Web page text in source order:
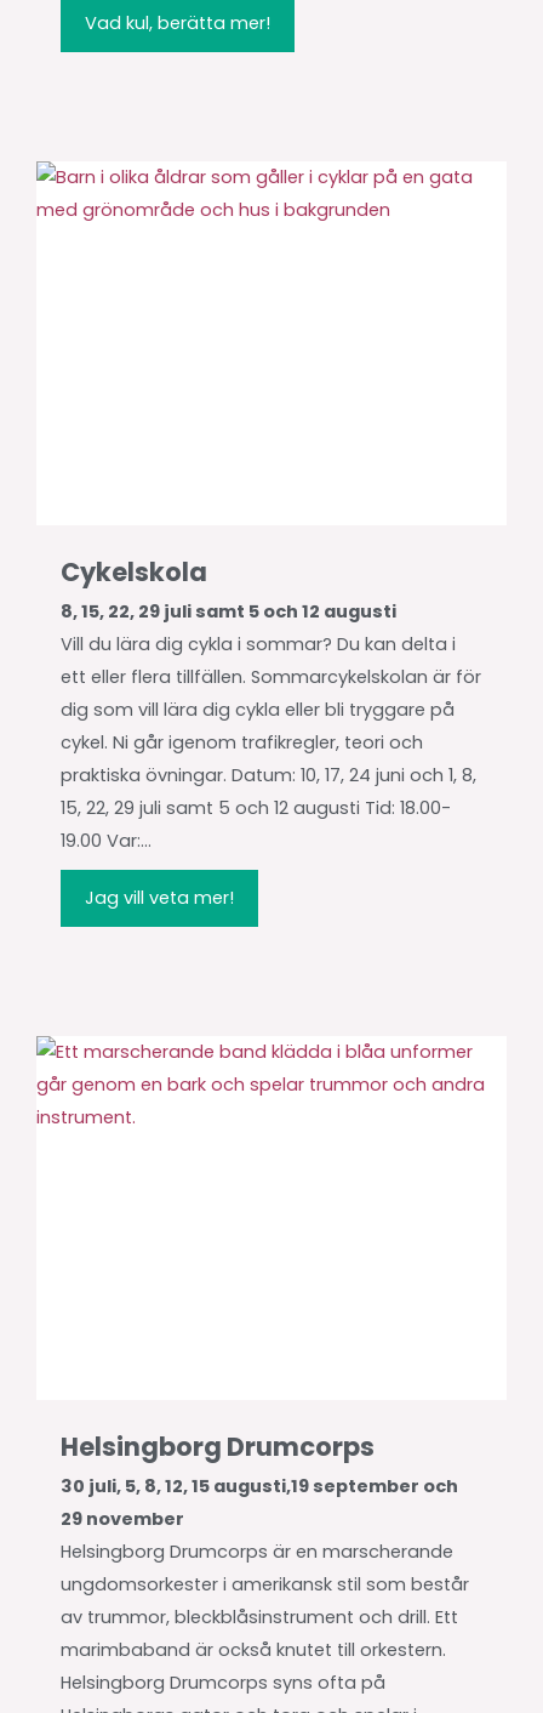
Vad kul, berätta mer!
Cykelskola
8, 15, 22, 29 juli samt 5 och 12 augusti
Vill du lära dig cykla i sommar? Du kan delta i
ett eller flera tillfällen. Sommarcykelskolan är för
dig som vill lära dig cykla eller bli tryggare på
cykel. Ni går igenom trafikregler, teori och
praktiska övningar. Datum: 10, 17, 24 juni och 1, 8,
15, 22, 29 juli samt 5 och 12 augusti Tid: 18.00-
19.00 Var:...
Jag vill veta mer!
Helsingborg Drumcorps
30 juli, 5, 8, 12, 15 augusti,19 september och
29 november
Helsingborg Drumcorps är en marscherande
ungdomsorkester i amerikansk stil som består
av trummor, bleckblåsinstrument och drill. Ett
marimbaband är också knutet till orkestern.
Helsingborg Drumcorps syns ofta på